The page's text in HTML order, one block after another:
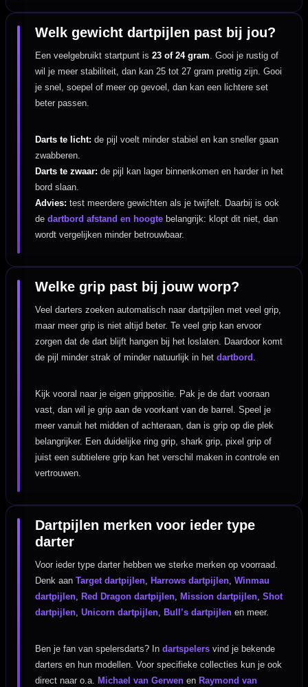
Welk gewicht dartpijlen past bij jou?
Een veelgebruikt startpunt is23 of 24 gram. Gooi je rustig of
wil je meer stabiliteit, dan kan 25 tot 27 gram prettig zijn. Gooi
je snel, soepel of meer op gevoel, dan kan een lichtere set
beter passen.
Darts te licht: de pijl voelt minder stabiel en kan sneller gaan
zwabberen.
Darts te zwaar: de pijl kan lager binnenkomen en harder in het
bord slaan.
Advies: test meerdere gewichten als je twijfelt. Daarbij is ook
dedartbord afstand en hoogte belangrijk: klopt dit niet, dan
wordt vergelijken minder betrouwbaar.
Welke grip past bij jouw worp?
Veel darters zoeken automatisch naar dartpijlen met veel grip,
maar meer grip is niet altijd beter. Te veel grip kan ervoor
zorgen dat de dart blijft hangen bij het loslaten. Daardoor komt
de pijl minder strak of minder natuurlijk in hetdartbord .
Kijk vooral naar je eigen grippositie. Pak je de dart vooraan
vast, dan wil je grip aan de voorkant van de barrel. Speel je
meer vanuit het midden of achteraan, dan is grip op die plek
belangrijker. Een duidelijke ring grip, shark grip, pixel grip of
juist een subtielere grip kan het verschil maken in controle en
vertrouwen.
Dartpijlen merken voor ieder type
darter
Voor ieder type darter hebben we sterke merken op voorraad.
Denk aanTarget dartpijlen, Harrows dartpijlen,Winmau
dartpijlen, Red Dragon dartpijlen, Mission dartpijlen,Shot
dartpijlen,Unicorn dartpijlen, Bull’s dartpijlen en meer.
Ben je fan van spelersdarts? Indartspelers vind je bekende
darters en hun modellen. Voor specifieke collecties kun je ook
direct naar o.a. Michael van Gerwen en Raymond van